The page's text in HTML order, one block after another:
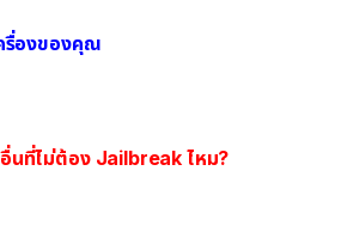
รื่องของคุณ
นที่ไม่ต้อง Jailbreak ไหม?